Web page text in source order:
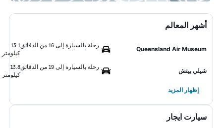
أشهر المعالم
Queensland Air Museum
رحلة بالسيارة إلى 16 من الدقائق
13.1
كيلومتر
شيلي بيتش
رحلة بالسيارة إلى 19 من الدقائق
13.8
كيلومتر
إظهار المزيد
سيارت ايجار